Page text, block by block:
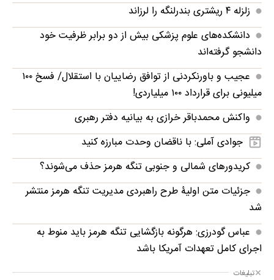
زلزله ۴ ریشتری بندرلنگه را لرزاند
دانشکده‌های علوم پزشکی بیش از دو برابر ظرفیت خود
دانشجو گرفته‌اند
عجیب و باورنکردنی از توافق رضاییان با استقلال/ فسخ ۱۰۰
میلیونی برای قرارداد ۱۰۰ میلیاردی!
واکنش محمدباقر خرازی به بیانیه دفتر رهبری
جوادی آملی: با ناقضان وحدت مبارزه کنید
کریدورهای شمالی و جنوبی تنگه هرمز حذف می‌شوند؟
جزئیات متن اولیۀ طرح راهبردی مدیریت تنگه هرمز منتشر
شد
عباس گودرزی: هرگونه بازگشایی تنگه هرمز باید منوط به
اجرای کامل تعهدات آمریکا باشد
تبلیغات